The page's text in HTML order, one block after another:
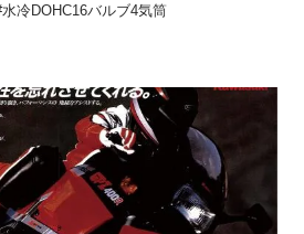
水冷DOHC16バルブ4気筒